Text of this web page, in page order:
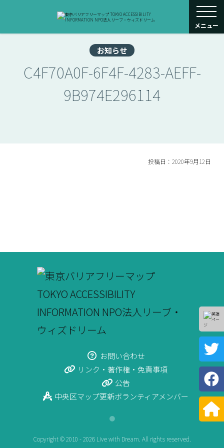
メニュー
お知らせ
C4F70A0F-6F4F-4283-AEFF-
9B974E296114
投稿日：2020年9月12日
お問い合わせ
リンク・著作権・免責事項
公告
中央区マップ更新ボランティアメンバー
●
Copyright © 2010 - 2026 Live with Dream. All rights reserved.